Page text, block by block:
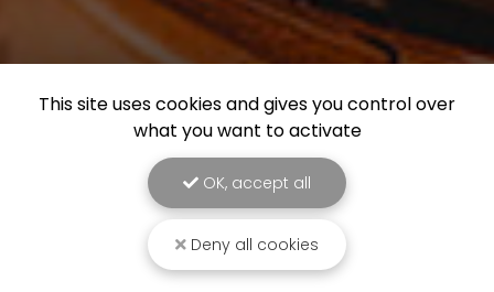
This site uses cookies and gives you control over
what you want to activate
OK, accept all
Deny all cookies